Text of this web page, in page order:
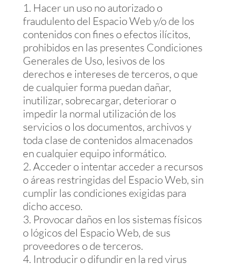
Hacer un uso no autorizado o
fraudulento del Espacio Web y/o de los
contenidos con fines o efectos ilícitos,
prohibidos en las presentes Condiciones
Generales de Uso, lesivos de los
derechos e intereses de terceros, o que
de cualquier forma puedan dañar,
inutilizar, sobrecargar, deteriorar o
impedir la normal utilización de los
servicios o los documentos, archivos y
toda clase de contenidos almacenados
en cualquier equipo informático.
Acceder o intentar acceder a recursos
o áreas restringidas del Espacio Web, sin
cumplir las condiciones exigidas para
dicho acceso.
Provocar daños en los sistemas físicos
o lógicos del Espacio Web, de sus
proveedores o de terceros.
Introducir o difundir en la red virus